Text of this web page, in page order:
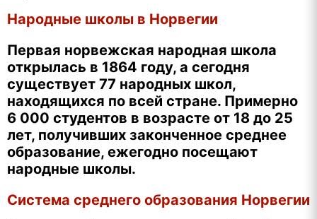
Народные школы в Норвегии
Первая норвежская народная школа
открылась в 1864 году, а сегодня
существует 77 народных школ,
находящихся по всей стране. Примерно
6 000 студентов в возрасте от 18 до 25
лет, получивших законченное среднее
образование, ежегодно посещают
народные школы.
Система среднего образования Норвегии